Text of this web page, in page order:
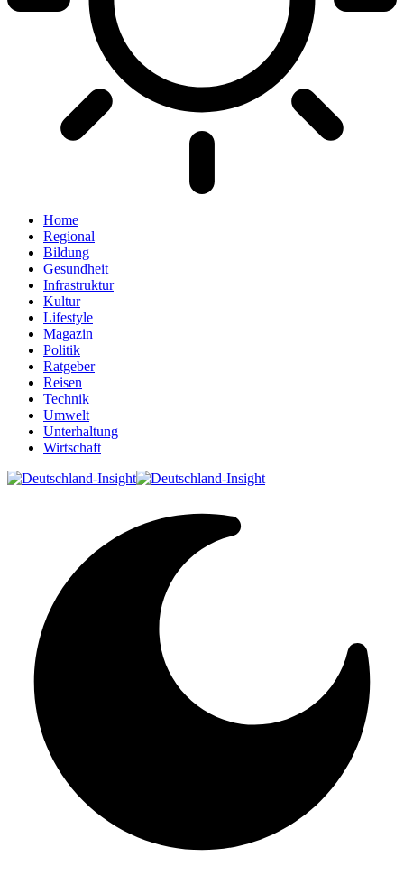
Home
Regional
Bildung
Gesundheit
Infrastruktur
Kultur
Lifestyle
Magazin
Politik
Ratgeber
Reisen
Technik
Umwelt
Unterhaltung
Wirtschaft